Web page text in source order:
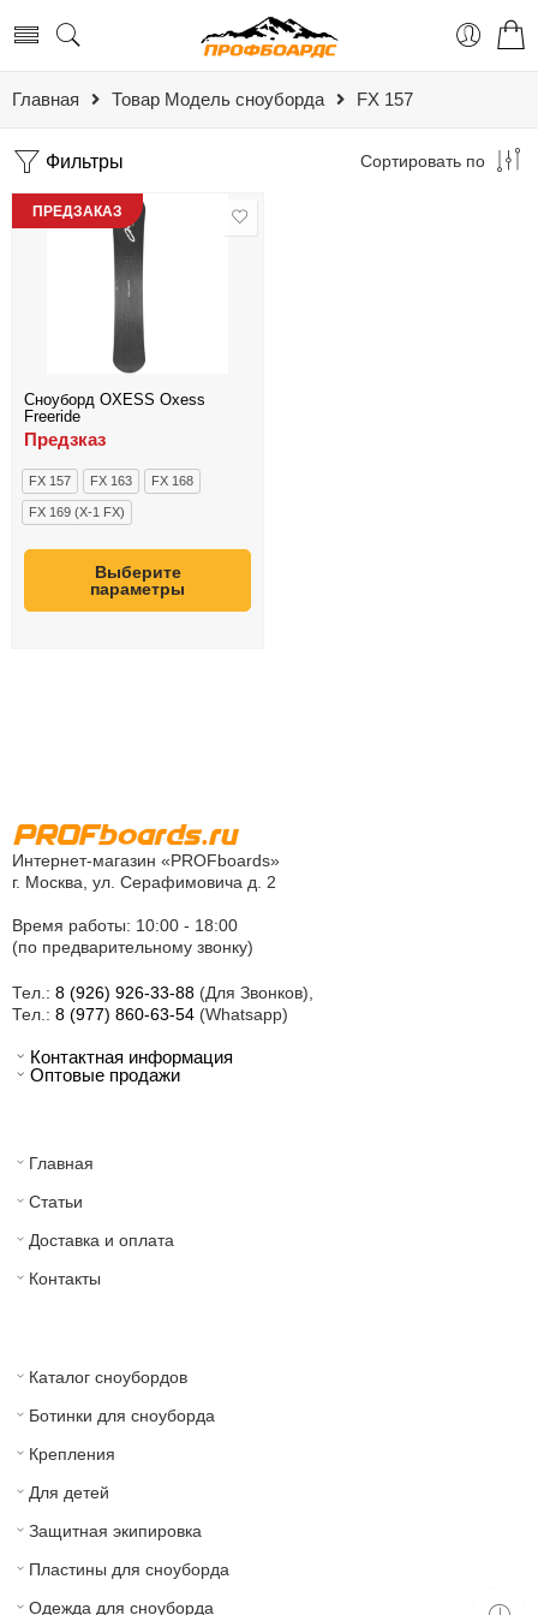
Главная Товар Модель сноуборда FX 157
Фильтры Сортировать по
ПРЕДЗАКАЗ
Сноуборд OXESS Oxess
Freeride
Предзказ
FX 157 FX 163 FX 168
FX 169 (X-1 FX)
Выберите
параметры
Интернет-магазин «PROFboards»
г. Москва, ул. Серафимовича д. 2
Время работы: 10:00 - 18:00
(по предварительному звонку)
Тел.: 8 (926) 926-33-88 (Для Звонков),
Тел.: 8 (977) 860-63-54 (Whatsapp)
Контактная информация
Оптовые продажи
Главная
Статьи
Доставка и оплата
Контакты
Каталог сноубордов
Ботинки для сноуборда
Крепления
Для детей
Защитная экипировка
Пластины для сноуборда
Одежда для сноуборда